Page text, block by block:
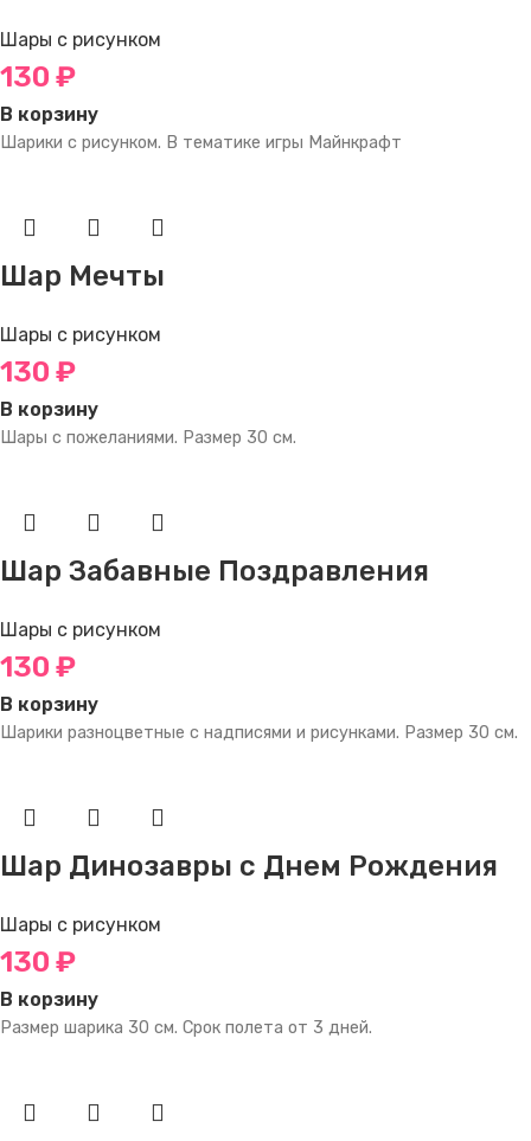
Шары с рисунком
130 ₽
В корзину
Шарики с рисунком. В тематике игры Майнкрафт
Шар Мечты
Шары с рисунком
130 ₽
В корзину
Шары с пожеланиями. Размер 30 см.
Шар Забавные Поздравления
Шары с рисунком
130 ₽
В корзину
Шарики разноцветные с надписями и рисунками. Размер 30 см.
Шар Динозавры с Днем Рождения
Шары с рисунком
130 ₽
В корзину
Размер шарика 30 см. Срок полета от 3 дней.